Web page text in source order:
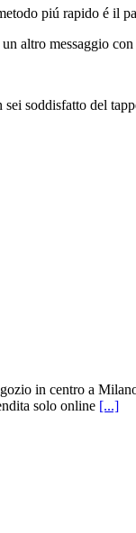
piú rapido é il
altro messaggio
soddisfatto del
in centro a
solo online [...]